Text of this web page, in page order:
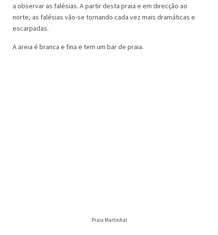
a observar as falésias. A partir desta praia e em direcção ao
norte, as falésias vão-se tornando cada vez mais dramáticas e
escarpadas.
A areia é branca e fina e tem um bar de praia.
Praia Martinhal